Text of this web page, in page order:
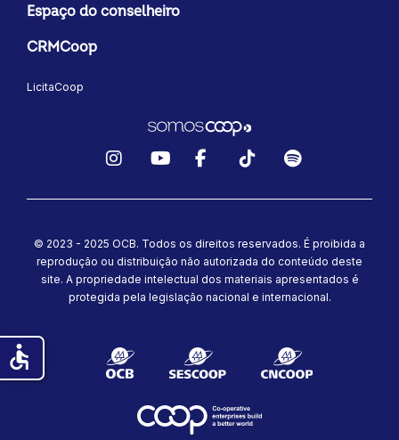
Espaço do conselheiro
CRMCoop
LicitaCoop
© 2023 - 2025 OCB. Todos os direitos reservados. É proibida a
reprodução ou distribuição não autorizada do conteúdo deste
site. A propriedade intelectual dos materiais apresentados é
protegida pela legislação nacional e internacional.
accessible